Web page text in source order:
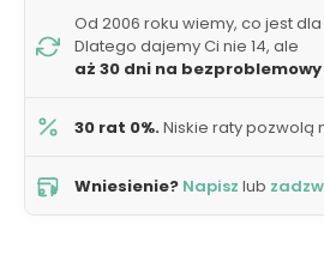
Od 2006 roku wiemy, co jest
Dlatego dajemy Ci nie 14, ale
aż 30 dni na
30 rat 0%.Niskie raty pozwolą
Wniesienie? Napisz lub